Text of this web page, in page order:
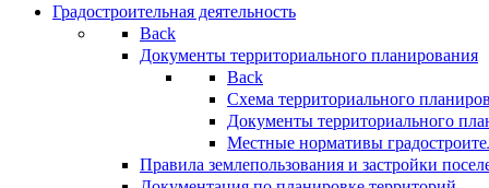
Градостроительная деятельность
Back
Документы территориального планирования
Back
Схема территориального
Документы территориального
Местные нормативы
Правила землепользования и застройки